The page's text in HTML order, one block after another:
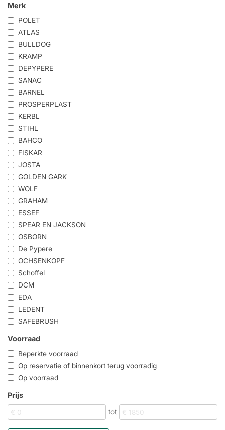
Merk
POLET
ATLAS
BULLDOG
KRAMP
DEPYPERE
SANAC
BARNEL
PROSPERPLAST
KERBL
STIHL
BAHCO
FISKAR
JOSTA
GOLDEN GARK
WOLF
GRAHAM
ESSEF
SPEAR EN JACKSON
OSBORN
De Pypere
OCHSENKOPF
Schoffel
DCM
EDA
LEDENT
SAFEBRUSH
Voorraad
Beperkte voorraad
Op reservatie of binnenkort terug voorradig
Op voorraad
Prijs
tot